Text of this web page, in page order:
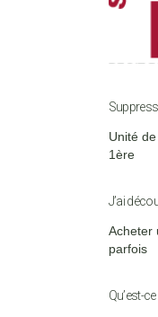
Unité
1ère
J’ai
Acheter
parfois
Qu’est-